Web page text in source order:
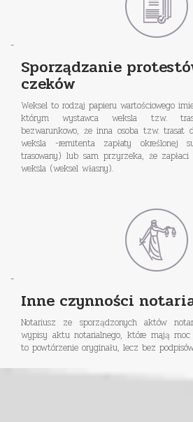
-
Sporządzanie
czeków
Weksel to rodzaj papieru wartościowego
którym wystawca weksla tzw.
bezwarunkowo, że inna osoba tzw. trasat
weksla -remitenta zapłaty określonej
trasowany) lub sam przyrzeka, że
weksla (weksel własny).
-
Inne czynności
Notariusz ze sporządzonych aktów
wypisy aktu notarialnego, które mają moc
to powtórzenie oryginału, lecz bez